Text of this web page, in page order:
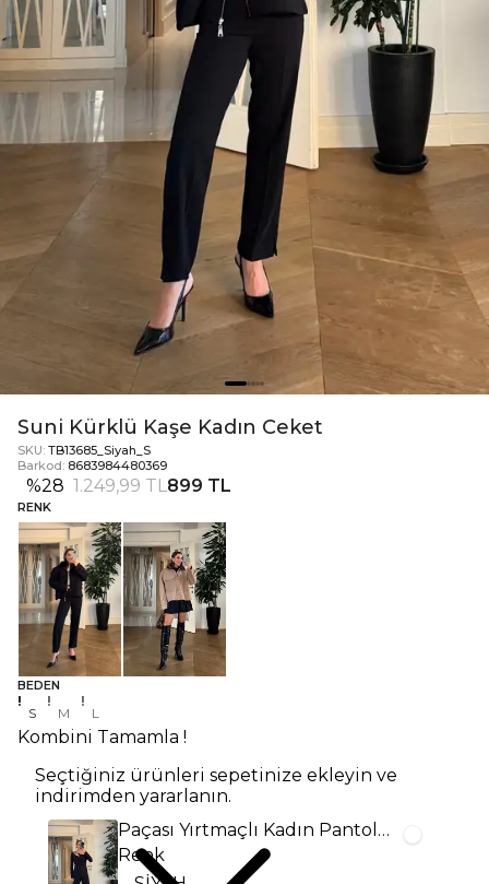
Suni Kürklü Kaşe Kadın Ceket
SKU: TB13685_Siyah_S
Barkod: 8683984480369
%28 1.249,99 TL899 TL
RENK
BEDEN
S M L
Kombini Tamamla !
Seçtiğiniz ürünleri sepetinize ekleyin ve
indirimden yararlanın.
Paçası Yırtmaçlı Kadın Pantolon
Renk